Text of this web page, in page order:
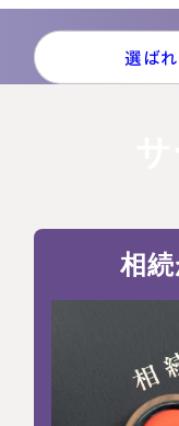
選ば
相